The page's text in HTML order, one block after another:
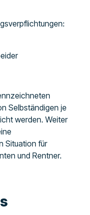
Selbständigen je
werden. Weiter
Situation für
und Rentner.